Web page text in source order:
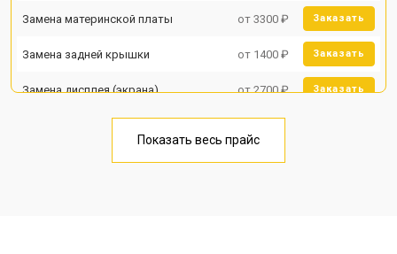
Замена материнской платы от 3300 ₽ Заказать
Замена задней крышки от 1400 ₽ Заказать
Замена дисплея (экрана) от 2700 ₽ Заказать
Замена кнопки включения от 1750 ₽
Показать весь прайс